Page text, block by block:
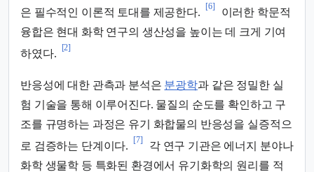
은 필수적인 이론적 토대를 제공한다.
[6]
이러한 학문적
융합은 현대 화학 연구의 생산성을 높이는 데 크게 기여
하였다.
[2]
반응성에 대한 관측과 분석은 분광학과 같은 정밀한 실
험 기술을 통해 이루어진다. 물질의 순도를 확인하고 구
조를 규명하는 과정은 유기 화합물의 반응성을 실증적으
로 검증하는 단계이다.
[7]
각 연구 기관은 에너지 분야나
화학 생물학 등 특화된 환경에서 유기화학의 원리를 적